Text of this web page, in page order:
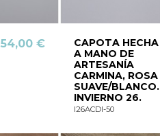
54,00 €
CAPOTA HECHA
A MANO DE
ARTESANÍA
CARMINA, ROSA
SUAVE/BLANCO.
INVIERNO 26.
I26ACDI-50